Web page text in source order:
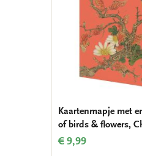
Kaartenmapje met
of birds & flowers,
€ 9,99